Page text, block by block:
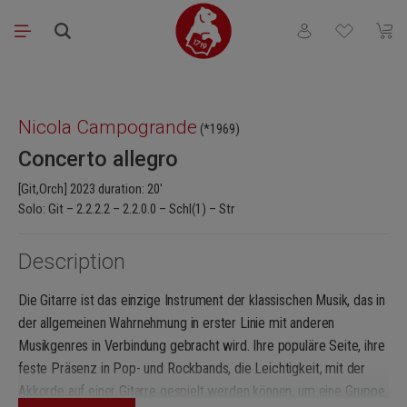
Saltar al contenido principal
Tienes 0 El
Nicola Campogrande (*1969)
Concerto allegro
[Git,Orch] 2023 duration: 20'
Solo: Git – 2.2.2.2 – 2.2.0.0 – Schl(1) – Str
Description
Die Gitarre ist das einzige Instrument der klassischen Musik, das in
der allgemeinen Wahrnehmung in erster Linie mit anderen
Musikgenres in Verbindung gebracht wird. Ihre populäre Seite, ihre
feste Präsenz in Pop- und Rockbands, die Leichtigkeit, mit der
Akkorde auf einer Gitarre gespielt werden können, um eine Gruppe